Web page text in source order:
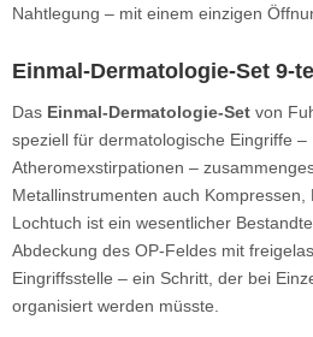
Nahtlegung – mit einem einzigen
Einmal-Dermatologie-Set 9-
Das Einmal-Dermatologie-Set von
speziell für dermatologische Eingriffe –
Atheromexstirpationen –
Metallinstrumenten auch
Lochtuch ist ein wesentlicher
Abdeckung des OP-Feldes mit
Eingriffsstelle – ein Schritt, der bei
organisiert werden müsste.